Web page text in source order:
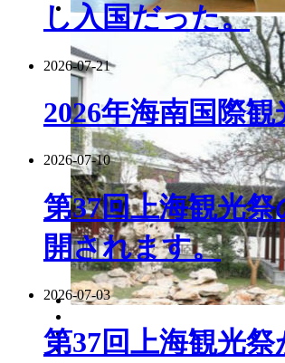
し入国だった。
2026-07-21
2026年海南国際
2026-07-10
第37回上海観光
開されます。
2026-07-03
第37回上海観光祭